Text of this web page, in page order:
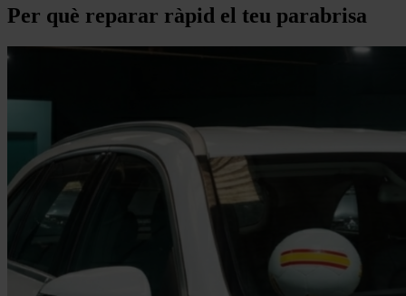
Per què reparar ràpid el teu parabrisa